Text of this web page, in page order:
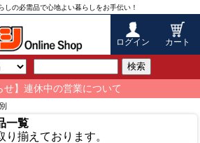
しの必需品で心地よい暮らしをお手伝い！
ログイン カート
検索
せ】連休中の営業について
一覧
揃えております。